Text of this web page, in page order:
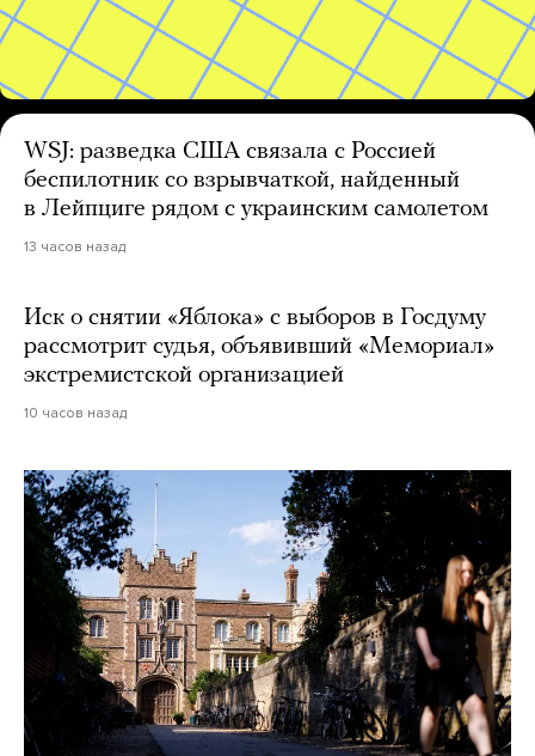
WSJ: разведка США связала с Россией
беспилотник со взрывчаткой, найденный
в Лейпциге рядом с украинским самолетом
13 часов назад
Иск о снятии «Яблока» с выборов в Госдуму
рассмотрит судья, объявивший «Мемориал»
экстремистской организацией
10 часов назад